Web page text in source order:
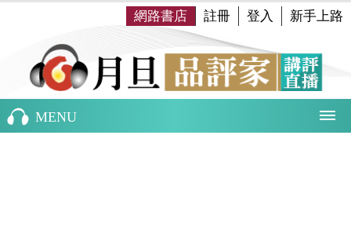
網路書店 新手上路
登入
註冊
MENU